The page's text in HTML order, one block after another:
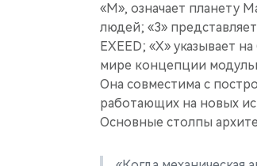
«М», означает планету
людей; «3»
EXEED; «X» указывает
мире концепции
Она совместима с
работающих на новых
Основные столпы